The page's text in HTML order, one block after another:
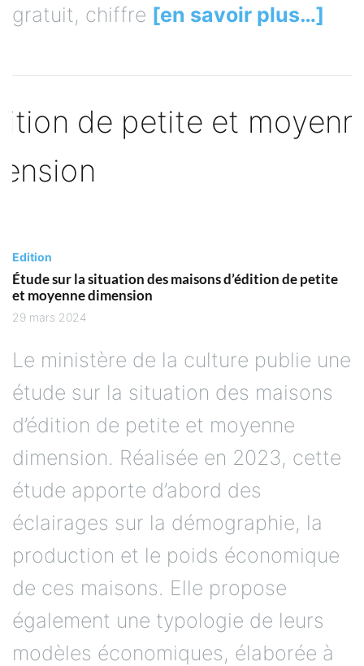
gratuit, chiffre [en savoir plus…]
Edition
Étude sur la situation des maisons d’édition de petite
et moyenne dimension
29 mars 2024
Le ministère de la culture publie une
étude sur la situation des maisons
d’édition de petite et moyenne
dimension. Réalisée en 2023, cette
étude apporte d’abord des
éclairages sur la démographie, la
production et le poids économique
de ces maisons. Elle propose
également une typologie de leurs
modèles économiques, élaborée à